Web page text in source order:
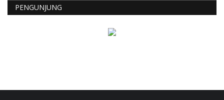
PENGUNJUNG